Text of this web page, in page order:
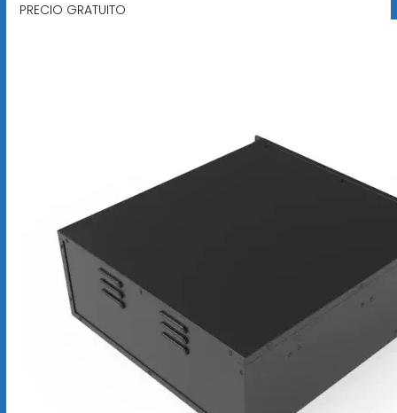
PRECIO GRATUITO